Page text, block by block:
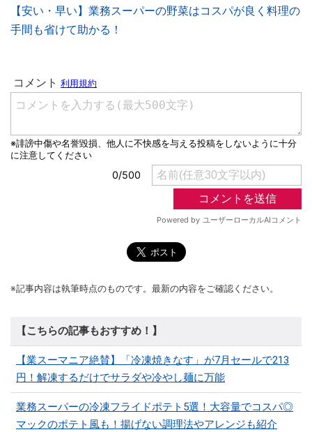
【安い・早い】業務スーパーの野菜はコスパが良く料理の
手間も省けて助かる！
※記事内容は執筆時点のものです。最新の内容をご確認ください。
【こちらの記事もおすすめ！】
【業スーマニア絶賛】「冷凍焼きなす」が7月セールで213
円！解凍するだけでサラダや冷やし麺に万能
業務スーパーの冷凍フライドポテト5選！大容量でコスパ◎
マックのポテト風も！揚げない調理法やアレンジも紹介